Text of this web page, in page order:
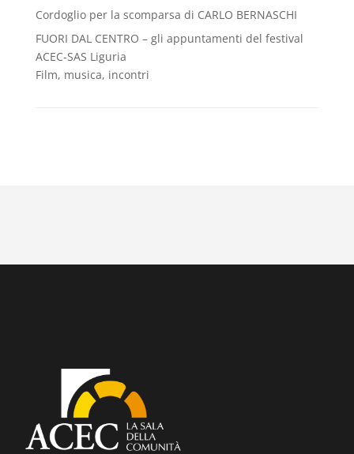
Cordoglio per la scomparsa di CARLO BERNASCHI
FUORI DAL CENTRO – gli appuntamenti del festival
ACEC-SAS Liguria
Film, musica, incontri